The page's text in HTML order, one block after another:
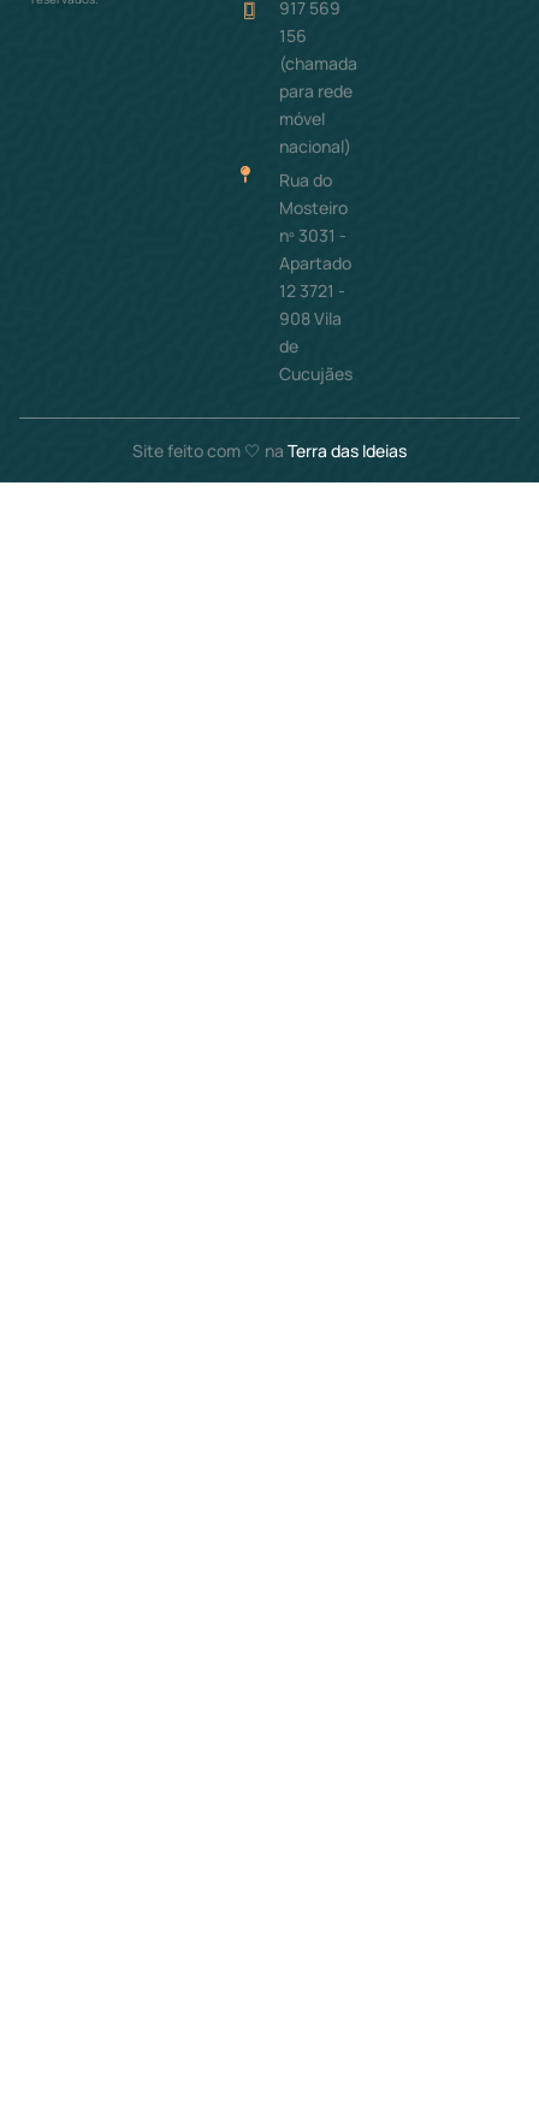
917 569
156
(chamada
para rede
móvel
nacional)
Rua do
Mosteiro
nº 3031 -
Apartado
12 3721 -
908 Vila
de
Cucujães
Site feito com 🤍 na Terra das Ideias